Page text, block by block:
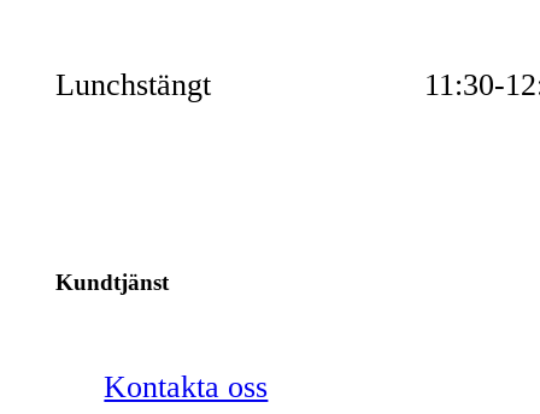
Lunchstängt 11:30-
Kundtjänst
Kontakta oss